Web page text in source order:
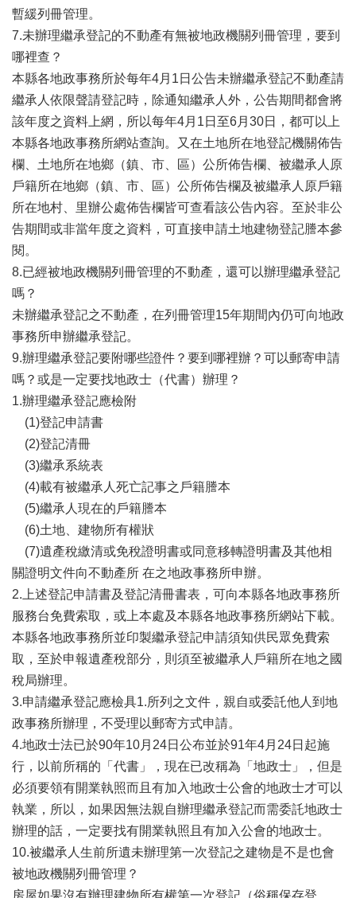
隱
私
權
政
策
資
訊
安
全
宣
告
政
府
網
站
料
開
放
宣
告
暫緩列冊管理。
7.未辦理繼承登記的不動產有無被地政機關列冊管理，要到
哪裡查？
本縣各地政事務所於每年4月1日公告未辦繼承登記不動產請
繼承人依限聲請登記時，除通知繼承人外，公告期間都會將
該年度之資料上網，所以每年4月1日至6月30日，都可以上
本縣各地政事務所網站查詢。又在土地所在地登記機關佈告
欄、土地所在地鄉（鎮、市、區）公所佈告欄、被繼承人原
戶籍所在地鄉（鎮、市、區）公所佈告欄及被繼承人原戶籍
所在地村、里辦公處佈告欄皆可查看該公告內容。至於非公
告期間或非當年度之資料，可直接申請土地建物登記謄本參
閱。
8.已經被地政機關列冊管理的不動產，還可以辦理繼承登記
嗎？
未辦繼承登記之不動產，在列冊管理15年期間內仍可向地政
事務所申辦繼承登記。
9.辦理繼承登記要附哪些證件？要到哪裡辦？可以郵寄申請
嗎？或是一定要找地政士（代書）辦理？
1.辦理繼承登記應檢附
(1)登記申請書
(2)登記清冊
(3)繼承系統表
(4)載有被繼承人死亡記事之戶籍謄本
(5)繼承人現在的戶籍謄本
(6)土地、建物所有權狀
(7)遺產稅繳清或免稅證明書或同意移轉證明書及其他相
關證明文件向不動產所 在之地政事務所申辦。
2.上述登記申請書及登記清冊書表，可向本縣各地政事務所
服務台免費索取，或上本處及本縣各地政事務所網站下載。
本縣各地政事務所並印製繼承登記申請須知供民眾免費索
取，至於申報遺產稅部分，則須至被繼承人戶籍所在地之國
稅局辦理。
3.申請繼承登記應檢具1.所列之文件，親自或委託他人到地
政事務所辦理，不受理以郵寄方式申請。
4.地政士法已於90年10月24日公布並於91年4月24日起施
行，以前所稱的「代書」，現在已改稱為「地政士」，但是
必須要領有開業執照而且有加入地政士公會的地政士才可以
執業，所以，如果因無法親自辦理繼承登記而需委託地政士
辦理的話，一定要找有開業執照且有加入公會的地政士。
10.被繼承人生前所遺未辦理第一次登記之建物是不是也會
被地政機關列冊管理？
房屋如果沒有辦理建物所有權第一次登記（俗稱保存登